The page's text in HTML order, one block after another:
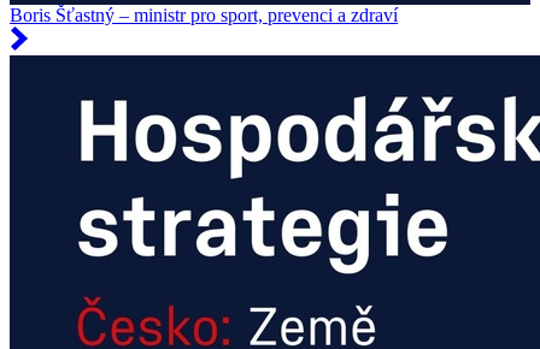
Boris Šťastný – ministr pro sport, prevenci a zdraví